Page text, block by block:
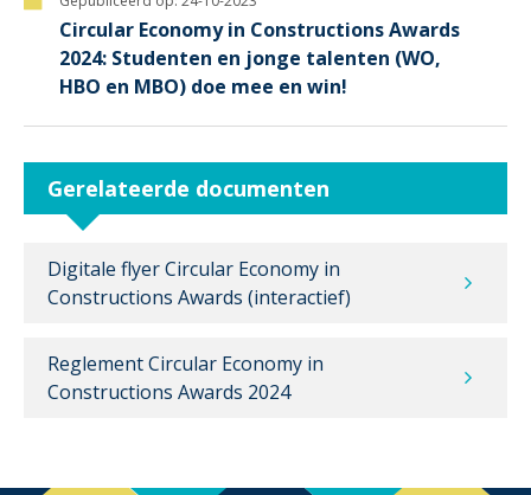
Circular Economy in Constructions Awards
2024: Studenten en jonge talenten (WO,
HBO en MBO) doe mee en win!
Gerelateerde documenten
Digitale flyer Circular Economy in
Constructions Awards (interactief)
Reglement Circular Economy in
Constructions Awards 2024